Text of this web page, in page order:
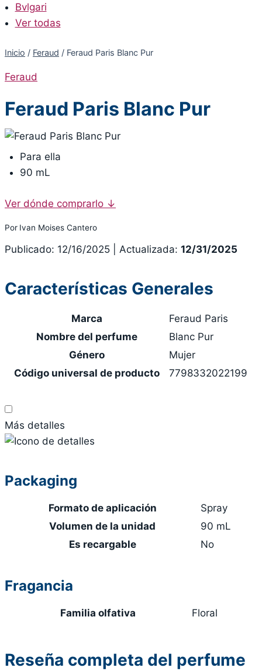
Bvlgari
Ver todas
Inicio / Feraud / Feraud Paris Blanc Pur
Feraud
Feraud Paris Blanc Pur
Para ella
90 mL
Ver dónde comprarlo ↓
Por Ivan Moises Cantero
Publicado: 12/16/2025 Actualizada: 12/31/2025
Características Generales
Marca
Feraud Paris
Nombre del perfume
Blanc Pur
Género
Mujer
Código universal de producto
7798332022199
Más detalles
Packaging
Formato de aplicación
Spray
Volumen de la unidad
90 mL
Es recargable
No
Fragancia
Familia olfativa Floral
Reseña completa del perfume